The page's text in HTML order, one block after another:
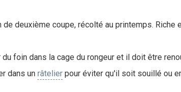
de deuxième coupe, récolté au printemps. Riche
foin dans la cage du rongeur et il doit être
dans un râtelier pour éviter qu'il soit souillé ou